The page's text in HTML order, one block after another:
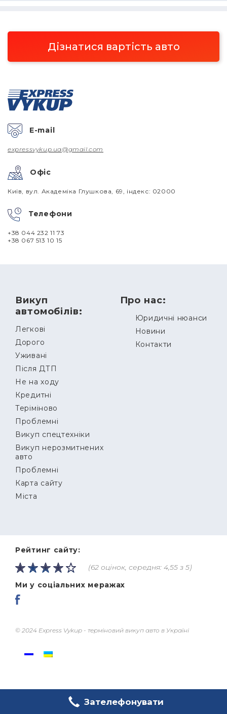
Дізнатися вартість авто
E-mail
expressvykup.ua@gmail.com
Офіс
Київ, вул. Академіка Глушкова, 69, індекс: 02000
Телефони
+38 044 232 11 73
+38 067 513 10 15
Викуп
автомобілів:
Легкові
Дорого
Уживані
Після ДТП
Не на ходу
Кредитні
Теріміново
Проблемні
Викуп спецтехніки
Викуп нерозмитнених
авто
Проблемні
Карта сайту
Міста
Про нас:
Юридичні нюанси
Новини
Контакти
Рейтинг сайту:
(62 оцінок, середня: 4,55 з 5)
Ми у соціальних меражах
© 2024 Express Vykup - терміновий викуп авто в Україні
Зателефонувати